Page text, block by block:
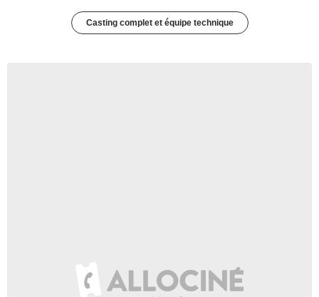
Casting complet et équipe technique